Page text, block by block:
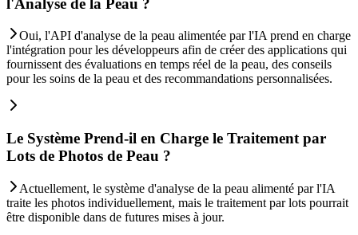
Oui, l'API d'analyse de la peau alimentée par l'IA prend en charge
l'intégration pour les développeurs afin de créer des applications qui
fournissent des évaluations en temps réel de la peau, des conseils
pour les soins de la peau et des recommandations personnalisées.
Le Système Prend-il en Charge le Traitement par
Lots de Photos de Peau ?
Actuellement, le système d'analyse de la peau alimenté par l'IA
traite les photos individuellement, mais le traitement par lots pourrait
être disponible dans de futures mises à jour.